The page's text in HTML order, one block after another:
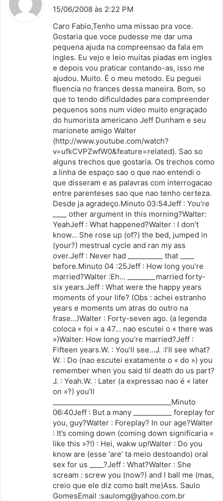
i
s
e
:
15/06/2008 às 2:22 PM
Caro Fabio,Tenho uma missao pra voce.
Gostaria que voce pudesse me dar uma
pequena ajuda na compreensao da fala em
ingles. Eu vejo e leio muitas piadas em ingles
e depois vou praticar contando-as, isso me
ajudou. Muito. É o meu metodo. Eu peguei
fluencia no frances dessa maneira. Bom, so
que to tendo dificuldades para compreender
pequenos sons num video muito engraçado
do humorista americano Jeff Dunham e seu
marionete amigo Walter
(http://www.youtube.com/watch?
v=ufkCVPZwfW0&feature=related). Sao so
alguns trechos que gostaria. Os trechos como
a linha de espaço sao o que nao entendi o
que disseram e as palavras com interrogacao
entre parenteses sao que nao tenho certeza.
Desde ja agradeço.Minuto 03:54Jeff : You’re
____ other argument in this morning?Walter:
YeahJeff : What happened?Walter : I don’t
know… She rose up (of?) the bed, jumped in
(your?) mestrual cycle and ran my ass
over.Jeff : Never had __________ that ____
before.Minuto 04 :25Jeff : How long you’re
married?Walter :Eh… ________married forty-
six years.Jeff : What were the happy years
moments of your life? (Obs : achei estranho
years e moments um atras do outro na
frase…)Walter : Forty-seven ago. (a legenda
coloca « foi » a 47… nao escutei o « there was
»)Walter: How long you’re married?Jeff :
Fifteen years.W. : You’ll see…J. :I’ll see what?
W. : Do (nao escutei exatamente o « do ») you
remember when you said til death do us part?
J. : Yeah.W. : Later (a expressao nao é « later
on »?) you’ll
__________________________________Minuto
06:40Jeff : But a many ___________ foreplay for
you, guy?Walter : Foreplay? In our age?Walter
: It’s coming down (coming down significaria «
like this »?!) : Hei, wakw up!Walter : Do you
know are (esse ‘are’ ta meio destoando) oral
sex for us ____?Jeff : What?Walter : She
scream : screw you (now?) and I ball me (mas,
creio que ele diz como balt me)Ass. Saulo
GomesEmail :saulomg@yahoo.com.br